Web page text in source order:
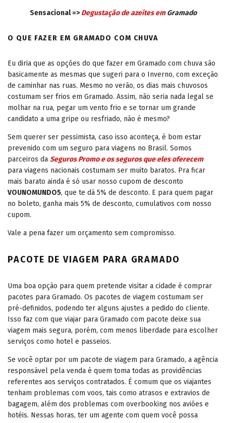
Sensacional => Degustação de azeites emGramado
O QUE FAZER EM GRAMADO COM CHUVA
Eu diria que as opções do que fazer em Gramado com chuva são
basicamente as mesmas que sugeri para o Inverno, com exceção
de caminhar nas ruas. Mesmo no verão, os dias mais chuvosos
costumam ser frios em Gramado. Assim, não seria nada legal se
molhar na rua, pegar um vento frio e se tornar um grande
candidato a uma gripe ou resfriado, não é mesmo?
Sem querer ser pessimista, caso isso aconteça, é bom estar
prevenido com um seguro para viagens no Brasil. Somos
parceiros da Seguros Promo e os seguros que eles oferecem
para viagens nacionais costumam ser muito baratos. Pra ficar
mais barato ainda é só usar nosso cupom de desconto
VOUNOMUNDO5, que te dá 5% de desconto. E para quem pagar
no boleto, ganha mais 5% de desconto, cumulativos com nosso
cupom.
Vale a pena fazer um orçamento sem compromisso.
PACOTE DE VIAGEM PARA GRAMADO
Uma boa opção para quem pretende visitar a cidade é comprar
pacotes para Gramado. Os pacotes de viagem costumam ser
pré-definidos, podendo ter alguns ajustes a pedido do cliente.
Isso faz com que viajar para Gramado com pacote deixe sua
viagem mais segura, porém, com menos liberdade para escolher
serviços como hotel e passeios.
Se você optar por um pacote de viagem para Gramado, a agência
responsável pela venda é quem toma todas as providências
referentes aos serviços contratados. É comum que os viajantes
tenham problemas com voos, tais como atrasos e extravios de
bagagem, além dos problemas com overbooking nos aviões e
hotéis. Nessas horas, ter um agente com quem você possa